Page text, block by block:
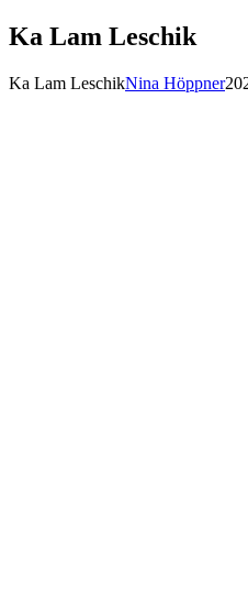
Ka Lam Leschik
Ka Lam LeschikNina Höppner